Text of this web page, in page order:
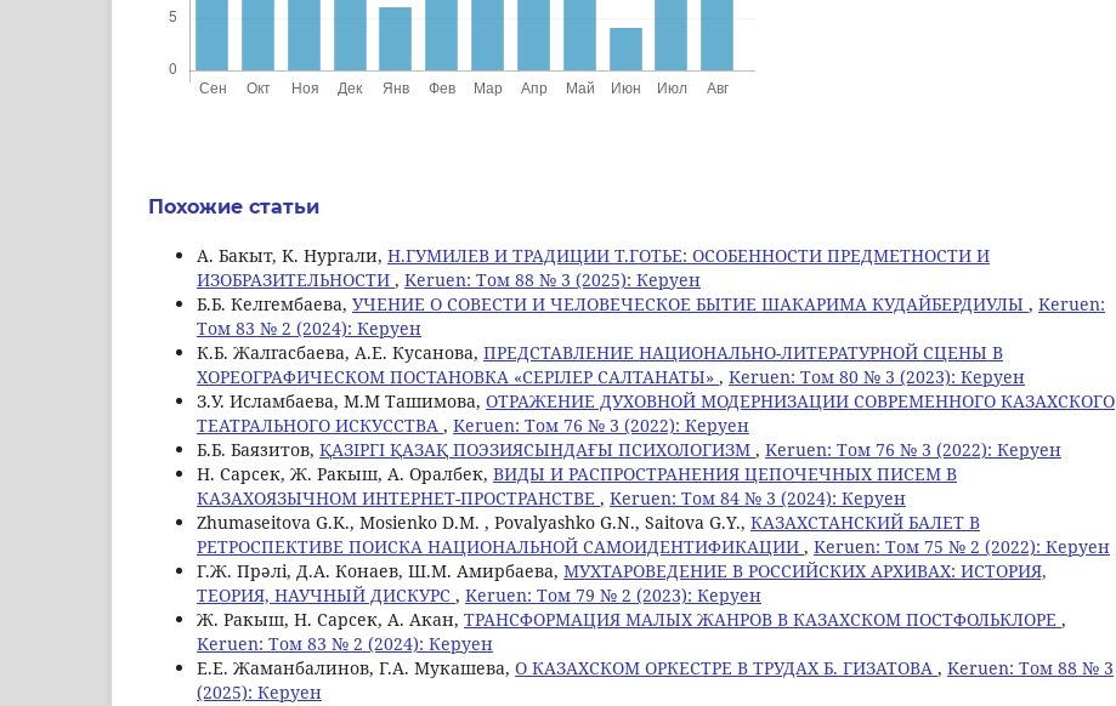
Похожие статьи
А. Бакыт, K. Нургали, Н.ГУМИЛЕВ И ТРАДИЦИИ Т.ГОТЬЕ: ОСОБЕННОСТИ ПРЕДМЕТНОСТИ И
ИЗОБРАЗИТЕЛЬНОСТИ , Keruen: Том 88 № 3 (2025): Керуен
Б.Б. Келгембаева, УЧЕНИЕ О СОВЕСТИ И ЧЕЛОВЕЧЕСКОЕ БЫТИЕ ШАКАРИМА КУДАЙБЕРДИУЛЫ , Keruen:
Том 83 № 2 (2024): Керуен
К.Б. Жалгасбаева, А.Е. Кусанова, ПРЕДСТАВЛЕНИЕ НАЦИОНАЛЬНО-ЛИТЕРАТУРНОЙ СЦЕНЫ В
ХОРЕОГРАФИЧЕСКОМ ПОСТАНОВКА «СЕРІЛЕР САЛТАНАТЫ» , Keruen: Том 80 № 3 (2023): Керуен
З.У. Исламбаева, М.M Ташимова, ОТРАЖЕНИЕ ДУХОВНОЙ МОДЕРНИЗАЦИИ СОВРЕМЕННОГО КАЗАХСКОГО
ТЕАТРАЛЬНОГО ИСКУССТВА , Keruen: Том 76 № 3 (2022): Керуен
Б.Б. Баязитов, ҚАЗІРГІ ҚАЗАҚ ПОЭЗИЯСЫНДАҒЫ ПСИХОЛОГИЗМ , Keruen: Том 76 № 3 (2022): Керуен
Н. Сарсек, Ж. Ракыш, А. Оралбек, ВИДЫ И РАСПРОСТРАНЕНИЯ ЦЕПОЧЕЧНЫХ ПИСЕМ В
КАЗАХОЯЗЫЧНОМ ИНТЕРНЕТ-ПРОСТРАНСТВЕ , Keruen: Том 84 № 3 (2024): Керуен
Zhumaseitova G.K., Mosienko D.M. , Povalyashko G.N., Saitova G.Y., КАЗАХСТАНСКИЙ БАЛЕТ В
РЕТРОСПЕКТИВЕ ПОИСКА НАЦИОНАЛЬНОЙ САМОИДЕНТИФИКАЦИИ , Keruen: Том 75 № 2 (2022): Керуен
Г.Ж. Прәлі, Д.А. Конаев, Ш.М. Амирбаева, МУХТАРОВЕДЕНИЕ В РОССИЙСКИХ АРХИВАХ: ИСТОРИЯ,
ТЕОРИЯ, НАУЧНЫЙ ДИСКУРС , Keruen: Том 79 № 2 (2023): Керуен
Ж. Ракыш, Н. Сарсек, А. Акан, ТРАНСФОРМАЦИЯ МАЛЫХ ЖАНРОВ В КАЗАХСКОМ ПОСТФОЛЬКЛОРЕ ,
Keruen: Том 83 № 2 (2024): Керуен
Е.Е. Жаманбалинов, Г.А. Мукашева, О КАЗАХСКОМ ОРКЕСТРЕ В ТРУДАХ Б. ГИЗАТОВА , Keruen: Том 88 № 3
(2025): Керуен